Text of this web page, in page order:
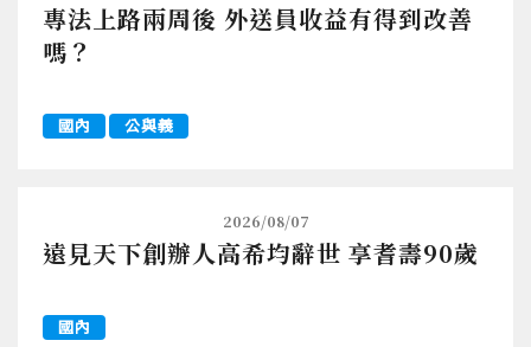
專法上路兩周後 外送員收益有得到改善
嗎？
國內 公與義
2026/08/07
遠見天下創辦人高希均辭世 享耆壽90歲
國內